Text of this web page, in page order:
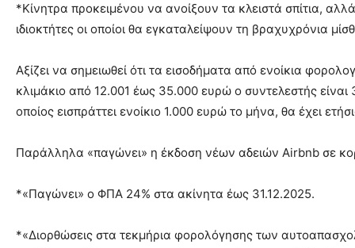
*Κίνητρα προκειμένου να ανοίξουν τα κλειστά σπίτια,
ιδιοκτήτες οι οποίοι θα εγκαταλείψουν τη βραχυχρόνια
Αξίζει να σημειωθεί ότι τα εισοδήματα από ενοίκια
κλιμάκιο από 12.001 έως 35.000 ευρώ ο συντελεστής
οποίος εισπράττει ενοίκιο 1.000 ευρώ το μήνα, θα έχει
Παράλληλα «παγώνει» η έκδοση νέων αδειών Airbnb σε
*«Παγώνει» ο ΦΠΑ 24% στα ακίνητα έως 31.12.2025.
*«Διορθώσεις στα τεκμήρια φορολόγησης των